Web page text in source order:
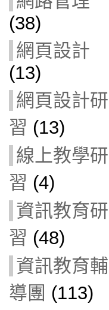
(38)
網頁設計
(13)
網頁設計研
習 (13)
線上教學研
習 (4)
資訊教育研
習 (48)
資訊教育輔
導團 (113)